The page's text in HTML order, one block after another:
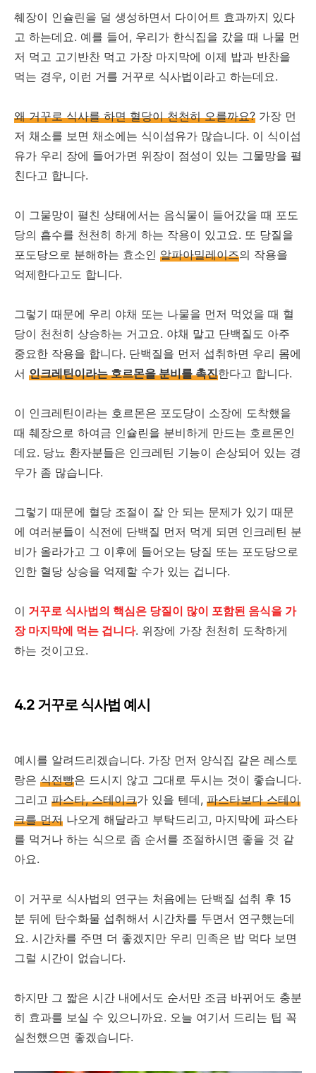
췌장이 인슐린을 덜 생성하면서 다이어트 효과까지 있다
고 하는데요. 예를 들어, 우리가 한식집을 갔을 때 나물 먼
저 먹고 고기반찬 먹고 가장 마지막에 이제 밥과 반찬을
먹는 경우, 이런 거를 거꾸로 식사법이라고 하는데요.
왜 거꾸로 식사를 하면 혈당이 천천히 오를까요? 가장 먼
저 채소를 보면 채소에는 식이섬유가 많습니다. 이 식이섬
유가 우리 장에 들어가면 위장이 점성이 있는 그물망을 펼
친다고 합니다.
이 그물망이 펼친 상태에서는 음식물이 들어갔을 때 포도
당의 흡수를 천천히 하게 하는 작용이 있고요. 또 당질을
포도당으로 분해하는 효소인 알파아밀레이즈의 작용을
억제한다고도 합니다.
그렇기 때문에 우리 야채 또는 나물을 먼저 먹었을 때 혈
당이 천천히 상승하는 거고요. 야채 말고 단백질도 아주
중요한 작용을 합니다. 단백질을 먼저 섭취하면 우리 몸에
서 인크레틴이라는 호르몬을 분비를 촉진한다고 합니다.
이 인크레틴이라는 호르몬은 포도당이 소장에 도착했을
때 췌장으로 하여금 인슐린을 분비하게 만드는 호르몬인
데요. 당뇨 환자분들은 인크레틴 기능이 손상되어 있는 경
우가 좀 많습니다.
그렇기 때문에 혈당 조절이 잘 안 되는 문제가 있기 때문
에 여러분들이 식전에 단백질 먼저 먹게 되면 인크레틴 분
비가 올라가고 그 이후에 들어오는 당질 또는 포도당으로
인한 혈당 상승을 억제할 수가 있는 겁니다.
이 거꾸로 식사법의 핵심은 당질이 많이 포함된 음식을 가
장 마지막에 먹는 겁니다. 위장에 가장 천천히 도착하게
하는 것이고요.
4.2 거꾸로 식사법 예시
예시를 알려드리겠습니다. 가장 먼저 양식집 같은 레스토
랑은 식전빵은 드시지 않고 그대로 두시는 것이 좋습니다.
그리고 파스타, 스테이크가 있을 텐데, 파스타보다 스테이
크를 먼저 나오게 해달라고 부탁드리고, 마지막에 파스타
를 먹거나 하는 식으로 좀 순서를 조절하시면 좋을 것 같
아요.
이 거꾸로 식사법의 연구는 처음에는 단백질 섭취 후 15
분 뒤에 탄수화물 섭취해서 시간차를 두면서 연구했는데
요. 시간차를 주면 더 좋겠지만 우리 민족은 밥 먹다 보면
그럴 시간이 없습니다.
하지만 그 짧은 시간 내에서도 순서만 조금 바뀌어도 충분
히 효과를 보실 수 있으니까요. 오늘 여기서 드리는 팁 꼭
실천했으면 좋겠습니다.